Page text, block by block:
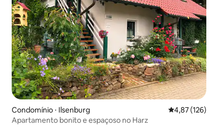
Condomínio ⋅ Ilsenburg 4,87 de uma
4,87 (126)
Apartamento bonito e espaçoso no Harz